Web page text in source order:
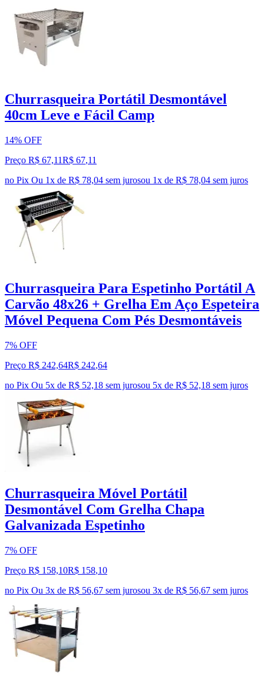
Churrasqueira Portátil Desmontável
40cm Leve e Fácil Camp
14% OFF
Preço R$ 67,11R$ 67,11
no Pix Ou 1x de R$ 78,04 sem jurosou 1x de R$ 78,04 sem juros
Churrasqueira Para Espetinho Portátil A
Carvão 48x26 + Grelha Em Aço Espeteira
Móvel Pequena Com Pés Desmontáveis
7% OFF
Preço R$ 242,64R$ 242,64
no Pix Ou 5x de R$ 52,18 sem jurosou 5x de R$ 52,18 sem juros
Churrasqueira Móvel Portátil
Desmontável Com Grelha Chapa
Galvanizada Espetinho
7% OFF
Preço R$ 158,10R$ 158,10
no Pix Ou 3x de R$ 56,67 sem jurosou 3x de R$ 56,67 sem juros